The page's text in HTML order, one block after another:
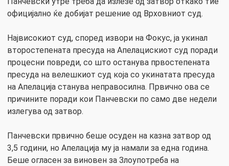
официјално ќе добијат решение од Врховниот суд.
Највисокиот суд, според извори на Фокус, ја укинал
второстепената пресуда на Апелацискиот суд поради
процесни повреди, со што останува првостепената
пресуда на велешкиот суд која со укинатата пресуда
на Апелација станува неправосилна. Првично ова се
причините поради кои Панчевски по само две недели
излегува од затвор.
Панчевски првично беше осуден на казна затвор од
3,5 години, но Апелација му ја намали за една година.
Беше огласен за виновен за Злоупотреба на